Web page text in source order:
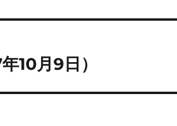
10月9日）